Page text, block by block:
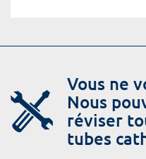
Vous ne
Nous
réviser
tubes